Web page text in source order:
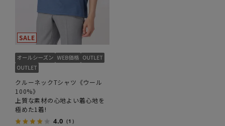
クルーネックTシャツ《ウール
100%》
上質な素材の心地よい着心地を
極めた1着!
4.0 （1）